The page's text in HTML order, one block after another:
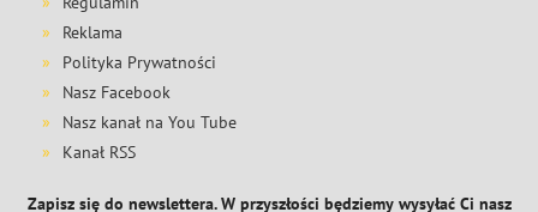
Reklama
Polityka Prywatności
Nasz Facebook
Nasz kanał na You Tube
Kanał RSS
Zapisz się do newslettera. W przyszłości będziemy wysyłać Ci nasz